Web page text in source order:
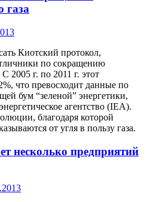
газа
Киотский протокол,
по сокращению
2005 г. по 2011 г. этот
что превосходит данные по
бум “зеленой” энергетики,
агентство (IEA).
благодаря которой
от угля в пользу газа.
несколько предприятий